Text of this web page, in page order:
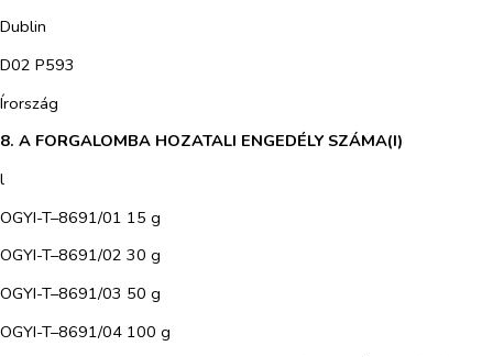
Dublin
D02 P593
Írország
8. A FORGALOMBA HOZATALI ENGEDÉLY SZÁMA(I)
l
OGYI-T–8691/01 15 g
OGYI-T–8691/02 30 g
OGYI-T–8691/03 50 g
OGYI-T–8691/04 100 g